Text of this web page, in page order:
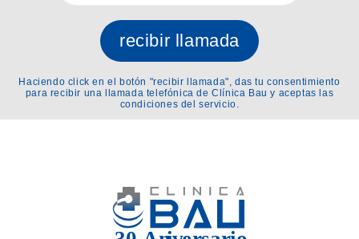
recibir llamada
Haciendo click en el botón "recibir llamada", das tu consentimiento
para recibir una llamada telefónica de Clínica Bau y aceptas las
condiciones del servicio.